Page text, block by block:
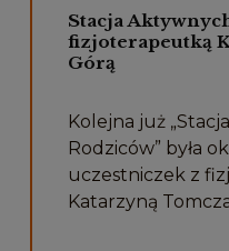
Stacja
fizjoterapeutką
Górą
Kolejna już
Rodziców” była
uczestniczek z
Katarzyną